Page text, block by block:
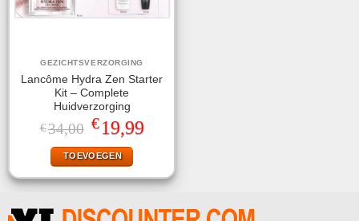
GEZICHTSVERZORGING
Lancôme Hydra Zen Starter
Kit – Complete
Huidverzorging
€34,00 Oorspronkelijke
prijs
was:
€34,00.
€19,99Huidige
prijs
TOEVOEGEN